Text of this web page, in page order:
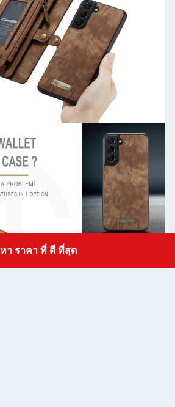
หา ราคา ที่ ดี ที่สุดGet a Quote